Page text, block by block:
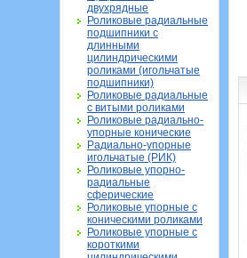
двухрядные
Роликовые радиальные
подшипники с
длинными
цилиндрическими
роликами (игольчатые
подшипники)
Роликовые радиальные
с витыми роликами
Роликовые радиально-
упорные конические
Радиально-упорные
игольчатые (РИК)
Роликовые упорно-
радиальные
сферические
Роликовые упорные с
коническими роликами
Роликовые упорные с
короткими